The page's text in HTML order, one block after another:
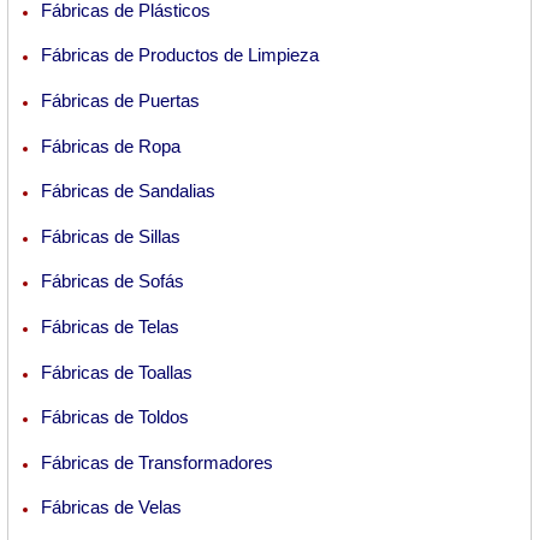
Fábricas de Plásticos
Fábricas de Productos de Limpieza
Fábricas de Puertas
Fábricas de Ropa
Fábricas de Sandalias
Fábricas de Sillas
Fábricas de Sofás
Fábricas de Telas
Fábricas de Toallas
Fábricas de Toldos
Fábricas de Transformadores
Fábricas de Velas